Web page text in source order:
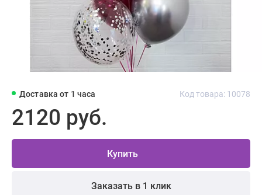
Доставка от 1 часа Код товара: 10078
2120 руб.
Купить
Заказать в 1 клик